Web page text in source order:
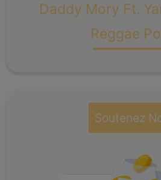
Daddy Mory Ft.
Reggae
Soutenez